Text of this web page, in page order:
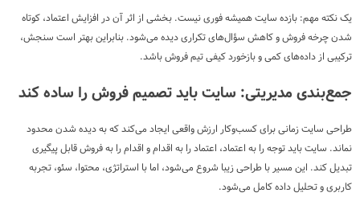
یک نکته مهم: بازده سایت همیشه فوری نیست. بخشی از اثر آن در افزایش اعتماد، کوتاه
شدن چرخه فروش و کاهش سؤال‌های تکراری دیده می‌شود. بنابراین بهتر است سنجش،
ترکیبی از داده‌های کمی و بازخورد کیفی تیم فروش باشد.
جمع‌بندی مدیریتی: سایت باید تصمیم فروش را ساده کند
طراحی سایت زمانی برای کسب‌وکار ارزش واقعی ایجاد می‌کند که به دیده شدن محدود
نماند. سایت باید توجه را به اعتماد، اعتماد را به اقدام و اقدام را به فروش قابل پیگیری
تبدیل کند. این مسیر با طراحی زیبا شروع می‌شود، اما با استراتژی، محتوا، سئو، تجربه
کاربری و تحلیل داده کامل می‌شود.